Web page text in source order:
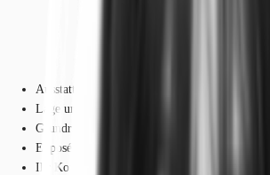
Ausstattung
Lage und Verkehrsanbindung
Grundriss
Exposé herunterladen
Ihr Kontakt